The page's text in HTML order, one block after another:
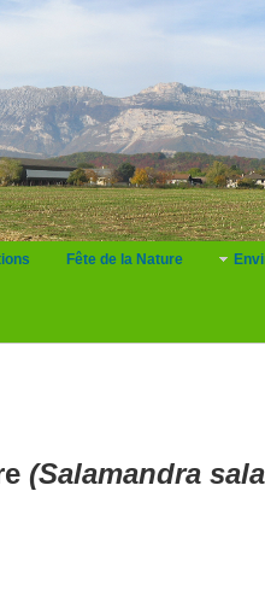
Fête de la Nature
(Salamandra